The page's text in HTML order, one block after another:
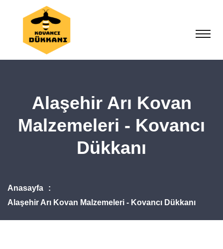
Alaşehir Arı Kovan
Malzemeleri - Kovancı
Dükkanı
Anasayfa
Alaşehir Arı Kovan Malzemeleri - Kovancı Dükkanı